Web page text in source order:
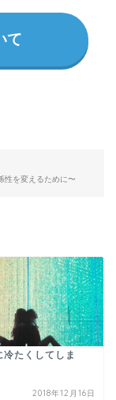
て
を変えるために〜
冷たくしてしま
2018年12月16日